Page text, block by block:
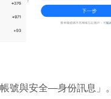
號與安全—身份訊息」。